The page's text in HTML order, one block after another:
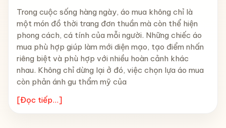
Trong cuộc sống hàng ngày, áo mua không chỉ là
một món đồ thời trang đơn thuần mà còn thể hiện
phong cách, cá tính của mỗi người. Những chiếc áo
mua phù hợp giúp làm mới diện mạo, tạo điểm nhấn
riêng biệt và phù hợp với nhiều hoàn cảnh khác
nhau. Không chỉ dừng lại ở đó, việc chọn lựa áo mua
còn phản ánh gu thẩm mỹ của
[Đọc tiếp...]